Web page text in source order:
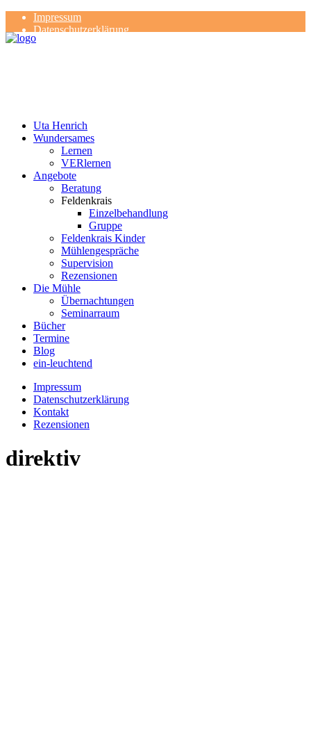
Impressum
Datenschutzerklärung
Kontakt
Uta Henrich
Wundersames
Lernen
VERlernen
Angebote
Beratung
Feldenkrais
Einzelbehandlung
Gruppe
Feldenkrais Kinder
Mühlengespräche
Supervision
Rezensionen
Die Mühle
Übernachtungen
Seminarraum
Bücher
Termine
Blog
ein-leuchtend
Impressum
Datenschutzerklärung
Kontakt
Rezensionen
direktiv